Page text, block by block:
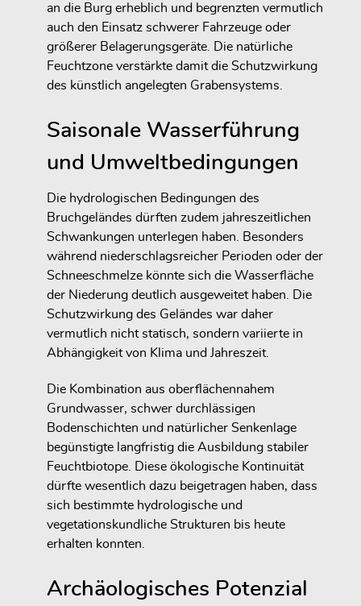
an die Burg erheblich und begrenzten vermutlich
auch den Einsatz schwerer Fahrzeuge oder
größerer Belagerungsgeräte. Die natürliche
Feuchtzone verstärkte damit die Schutzwirkung
des künstlich angelegten Grabensystems.
Saisonale Wasserführung
und Umweltbedingungen
Die hydrologischen Bedingungen des
Bruchgeländes dürften zudem jahreszeitlichen
Schwankungen unterlegen haben. Besonders
während niederschlagsreicher Perioden oder der
Schneeschmelze könnte sich die Wasserfläche
der Niederung deutlich ausgeweitet haben. Die
Schutzwirkung des Geländes war daher
vermutlich nicht statisch, sondern variierte in
Abhängigkeit von Klima und Jahreszeit.
Die Kombination aus oberflächennahem
Grundwasser, schwer durchlässigen
Bodenschichten und natürlicher Senkenlage
begünstigte langfristig die Ausbildung stabiler
Feuchtbiotope. Diese ökologische Kontinuität
dürfte wesentlich dazu beigetragen haben, dass
sich bestimmte hydrologische und
vegetationskundliche Strukturen bis heute
erhalten konnten.
Archäologisches Potenzial